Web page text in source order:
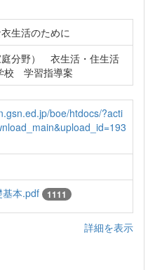
生活のために
庭分野） 衣生活・住生活
校 学習指導案
boe/htdocs/?acti
基本.pdf 1111
詳細を表示